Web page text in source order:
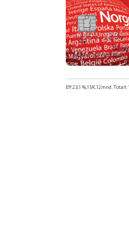
Eff 23,1 %,15K,12mnd. Totalt